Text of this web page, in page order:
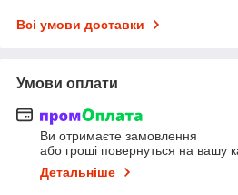
Всі умови доставки
Умови оплати
Ви отримаєте замовлення
або гроші повернуться на вашу
Детальніше